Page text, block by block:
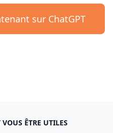
sur ChatGPT
ÊTRE UTILES